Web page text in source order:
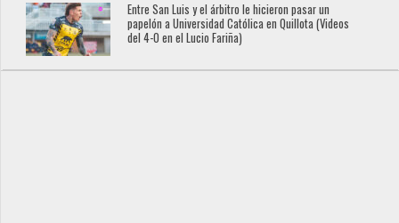
Entre San Luis y el árbitro le hicieron pasar un
papelón a Universidad Católica en Quillota (Videos
del 4-0 en el Lucio Fariña)